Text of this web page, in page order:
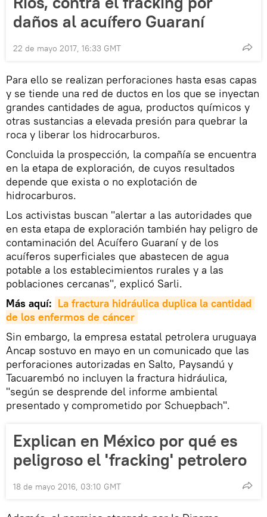
daños al acuífero Guaraní
22 de mayo 2017, 16:33 GMT
Para ello se realizan perforaciones hasta esas capas
y se tiende una red de ductos en los que se inyectan
grandes cantidades de agua, productos químicos y
otras sustancias a elevada presión para quebrar la
roca y liberar los hidrocarburos.
Concluida la prospección, la compañía se encuentra
en la etapa de exploración, de cuyos resultados
depende que exista o no explotación de
hidrocarburos.
Los activistas buscan "alertar a las autoridades que
en esta etapa de exploración también hay peligro de
contaminación del Acuífero Guaraní y de los
acuíferos superficiales que abastecen de agua
potable a los establecimientos rurales y a las
poblaciones cercanas", explicó Sarli.
Más aquí: La fractura hidráulica duplica la cantidad
de los enfermos de cáncer
Sin embargo, la empresa estatal petrolera uruguaya
Ancap sostuvo en mayo en un comunicado que las
perforaciones autorizadas en Salto, Paysandú y
Tacuarembó no incluyen la fractura hidráulica,
"según se desprende del informe ambiental
presentado y comprometido por Schuepbach".
Explican en México por qué es
peligroso el 'fracking' petrolero
18 de mayo 2016, 03:10 GMT